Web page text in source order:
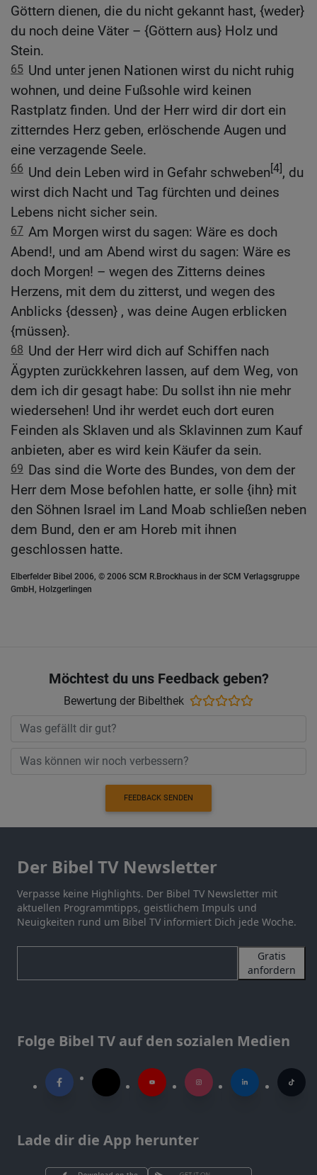
Göttern dienen, die du nicht gekannt hast, {weder}
du noch deine Väter – {Göttern aus} Holz und
Stein.
65 Und unter jenen Nationen wirst du nicht ruhig
wohnen, und deine Fußsohle wird keinen
Rastplatz finden. Und der Herr wird dir dort ein
zitterndes Herz geben, erlöschende Augen und
eine verzagende Seele.
66 Und dein Leben wird in Gefahr schweben[4], du
wirst dich Nacht und Tag fürchten und deines
Lebens nicht sicher sein.
67 Am Morgen wirst du sagen: Wäre es doch
Abend!, und am Abend wirst du sagen: Wäre es
doch Morgen! – wegen des Zitterns deines
Herzens, mit dem du zitterst, und wegen des
Anblicks {dessen} , was deine Augen erblicken
{müssen}.
68 Und der Herr wird dich auf Schiffen nach
Ägypten zurückkehren lassen, auf dem Weg, von
dem ich dir gesagt habe: Du sollst ihn nie mehr
wiedersehen! Und ihr werdet euch dort euren
Feinden als Sklaven und als Sklavinnen zum Kauf
anbieten, aber es wird kein Käufer da sein.
69 Das sind die Worte des Bundes, von dem der
Herr dem Mose befohlen hatte, er solle {ihn} mit
den Söhnen Israel im Land Moab schließen neben
dem Bund, den er am Horeb mit ihnen
geschlossen hatte.
Elberfelder Bibel 2006, © 2006 SCM R.Brockhaus in der SCM Verlagsgruppe
GmbH, Holzgerlingen
Möchtest du uns Feedback geben?
Bewertung der Bibelthek
FEEDBACK SENDEN
Der Bibel TV Newsletter
Verpasse keine Highlights. Der Bibel TV Newsletter mit
aktuellen Programmtipps, geistlichem Impuls und
Neuigkeiten rund um Bibel TV informiert Dich jede Woche.
Gratis
anfordern
Folge Bibel TV auf den sozialen Medien
Lade dir die App herunter